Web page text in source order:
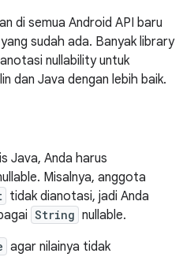
di semua Android API baru
sudah ada. Banyak library
nullability untuk
dan Java dengan lebih baik.
Java, Anda harus
Misalnya, anggota
tidak dianotasi, jadi Anda
String nullable.
agar nilainya tidak